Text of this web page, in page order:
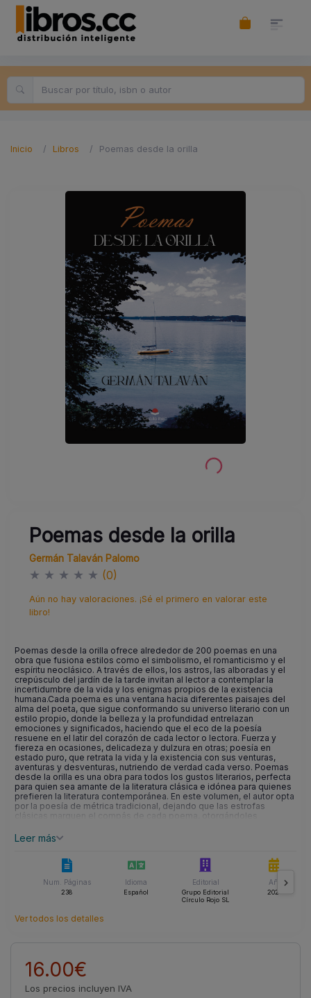
Inicio Libros Poemas desde la orilla
Poemas desde la orilla
Germán Talaván Palomo
★ ★ ★ ★ ★ (0)
Aún no hay valoraciones. ¡Sé el primero en valorar este
libro!
Poemas desde la orilla ofrece alrededor de 200 poemas en una
obra que fusiona estilos como el simbolismo, el romanticismo y el
espíritu neoclásico. A través de ellos, los astros, las alboradas y el
crepúsculo del jardín de la tarde invitan al lector a contemplar la
incertidumbre de la vida y los enigmas propios de la existencia
humana.Cada poema es una ventana hacia diferentes paisajes del
alma del poeta, que sigue conformando su universo literario con un
estilo propio, donde la belleza y la profundidad entrelazan
emociones y significados, haciendo que el eco de la poesía
resuene en el latir del corazón de cada lector o lectora. Fuerza y
fiereza en ocasiones, delicadeza y dulzura en otras; poesía en
estado puro, que retrata la vida y la existencia con sus venturas,
aventuras y desventuras, nutriendo de verdad cada verso. Poemas
desde la orilla es una obra para todos los gustos literarios, perfecta
para quien sea amante de la literatura clásica e idónea para quienes
prefieren la literatura contemporánea. En este volumen, el autor opta
por la poesía de métrica tradicional, dejando que las estrofas
clásicas marquen el compás de cada poema, otorgándoles
poemas de alejandrinos puros, y los 50 restantes, en forma de
romance y algún ensayo de hexadecasílabos, dodecasílabos, etc.,
fondo de ensoñaciones y remembranzas.Quedémonos pues en la
orilla, en cualquiera, en la nuestra, y disfrutemos desde ahí del cantar
y del sentir de estos versos escritos por Germán Talaván para su
cuarto libro de poemas, redactados desde el amor por la poesía y
Leer más
Num. Páginas
238
Idioma
Español
Editorial
Grupo Editorial
Círculo Rojo SL
Año
2023
Ver todos los detalles
16.00€
Los precios incluyen IVA